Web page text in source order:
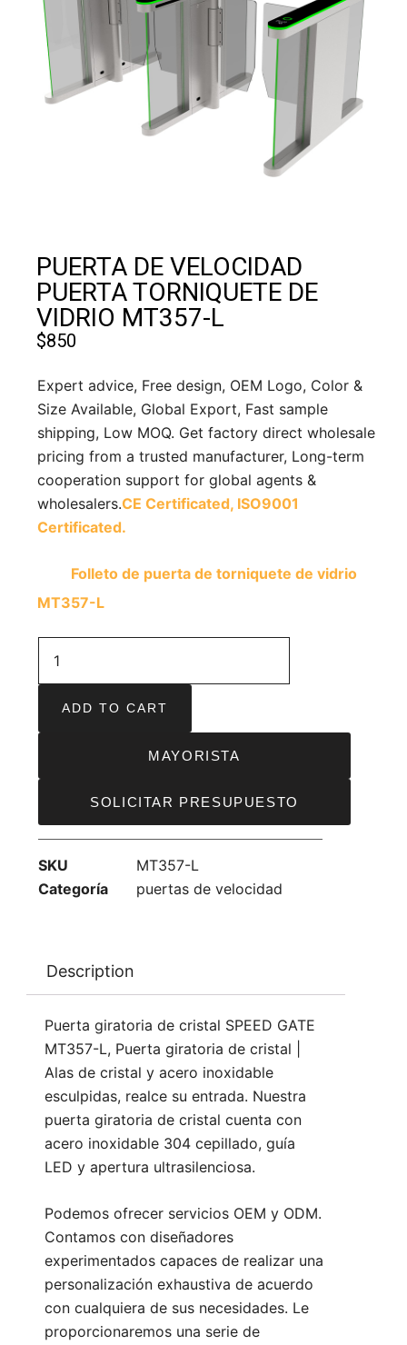
PUERTA DE VELOCIDAD
PUERTA TORNIQUETE DE
VIDRIO MT357-L
$850
Expert advice, Free design, OEM Logo, Color &
Size Available, Global Export, Fast sample
shipping, Low MOQ. Get factory direct wholesale
pricing from a trusted manufacturer, Long-term
cooperation support for global agents &
wholesalers.CE Certificated, ISO9001
Certificated.
Folleto de puerta de torniquete de vidrio
MT357-L
ADD TO CART
MAYORISTA
SOLICITAR PRESUPUESTO
SKU
MT357-L
Categoría
puertas de velocidad
Description
Puerta giratoria de cristal SPEED GATE
MT357-L, Puerta giratoria de cristal |
Alas de cristal y acero inoxidable
esculpidas, realce su entrada. Nuestra
puerta giratoria de cristal cuenta con
acero inoxidable 304 cepillado, guía
LED y apertura ultrasilenciosa.
Podemos ofrecer servicios OEM y ODM.
Contamos con diseñadores
experimentados capaces de realizar una
personalización exhaustiva de acuerdo
con cualquiera de sus necesidades. Le
proporcionaremos una serie de